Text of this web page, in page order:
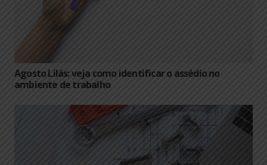
Agosto Lilás: veja como identificar o assédio no
ambiente de trabalho